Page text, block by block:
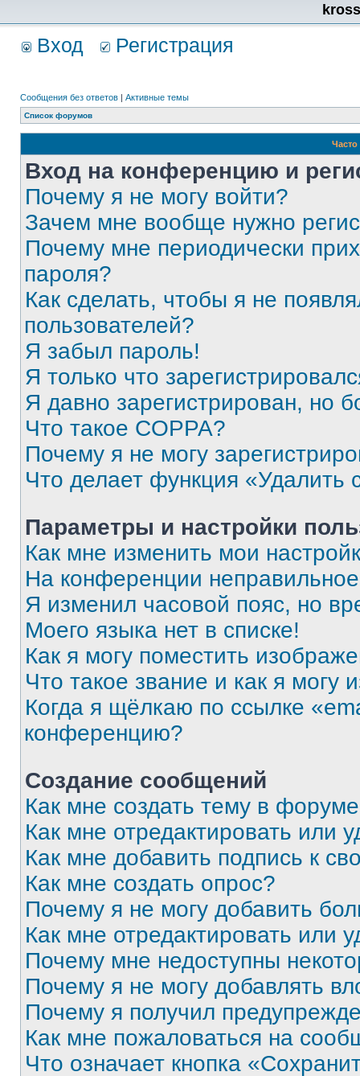
Вход Регистрация
Сообщения без ответов | Активные темы
Список форумов
Вход на конференцию и
Почему я не могу войти?
Зачем мне вообще нужно
Почему мне периодически
пароля?
Как сделать, чтобы я не
пользователей?
Я забыл пароль!
Я только что
Я давно зарегистрирован, но
Что такое COPPA?
Почему я не могу
Что делает функция «Удалить
Параметры и настройки
Как мне изменить мои
На конференции
Я изменил часовой пояс, но
Моего языка нет в списке!
Как я могу поместить
Что такое звание и как я могу
Когда я щёлкаю по ссылке
конференцию?
Создание сообщений
Как мне создать тему в
Как мне отредактировать или
Как мне добавить подпись к
Как мне создать опрос?
Почему я не могу добавить
Как мне отредактировать или
Почему мне недоступны
Почему я не могу добавлять
Почему я получил
Как мне пожаловаться на
Что означает кнопка